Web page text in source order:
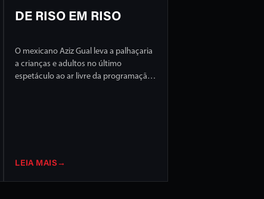
DE RISO EM RISO
O mexicano Aziz Gual leva a palhaçaria
a crianças e adultos no último
espetáculo ao ar livre da programação
LEIA MAIS →